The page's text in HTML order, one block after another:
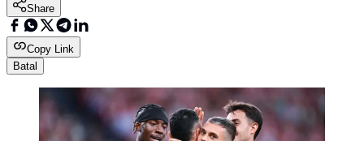
Share
Copy Link
Batal